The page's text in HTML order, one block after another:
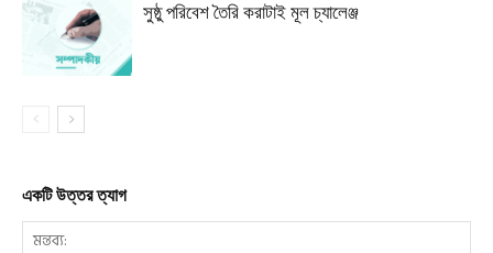
সুষ্ঠু পরিবেশ তৈরি করাটাই মূল চ্যালেঞ্জ
একটি উত্তর ত্যাগ